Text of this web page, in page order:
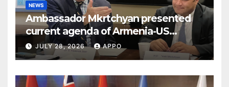
NEWS
Ambassador Mkrtchyan presented
current agenda of Armenia-US
relations at American Foreign Policy
Council
JULY 28, 2026 APPO